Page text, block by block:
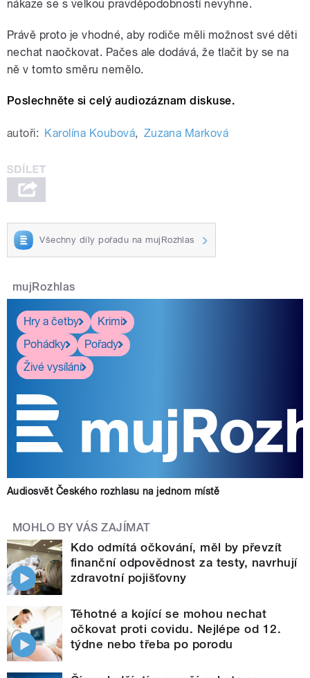
nákaze se s velkou pravděpodobností nevyhne.
Právě proto je vhodné, aby rodiče měli možnost své děti
nechat naočkovat. Pačes ale dodává, že tlačit by se na
ně v tomto směru nemělo.
Poslechněte si celý audiozáznam diskuse.
autoři: Karolína Koubová, Zuzana Marková
Všechny díly pořadu na mujRozhlas
mujRozhlas
Hry a četby
Krimi
Pohádky
Pořady
Živé vysílání
Audiosvět Českého rozhlasu na jednom místě
MOHLO BY VÁS ZAJÍMAT
Kdo odmítá očkování, měl by převzít
finanční odpovědnost za testy, navrhují
zdravotní pojišťovny
Těhotné a kojící se mohou nechat
očkovat proti covidu. Nejlépe od 12.
týdne nebo třeba po porodu